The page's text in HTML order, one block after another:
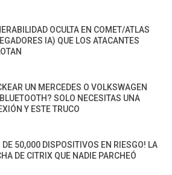
OCULTA EN COMET/ATLAS
IA) QUE LOS ATACANTES
UN MERCEDES O VOLKSWAGEN
SOLO NECESITAS UNA
Y ESTE TRUCO
DE 50,000 DISPOSITIVOS EN RIESGO! LA
DE CITRIX QUE NADIE PARCHEÓ